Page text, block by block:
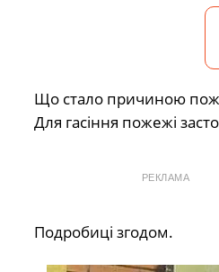
Що стало причиною
Для гасіння пожежі
РЕКЛАМА
Подробиці згодом.